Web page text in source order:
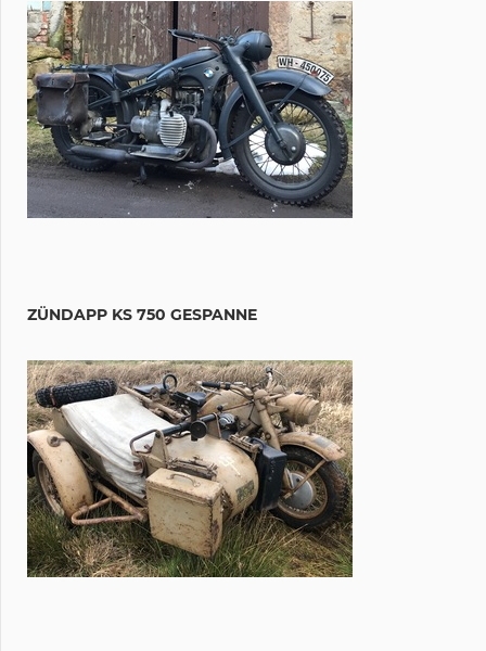
ZÜNDAPP KS 750 GESPANNE